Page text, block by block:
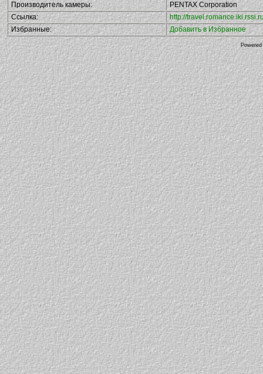
Производитель камеры:
PENTAX Corporation
Ссылка:
http://
Избранные:
Добавить в Избранное